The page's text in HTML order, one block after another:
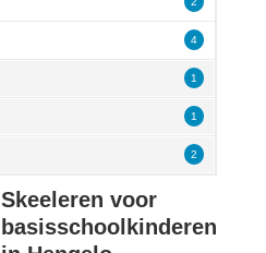
Skeeleren voor
basisschoolkinderen
4
1
1
2